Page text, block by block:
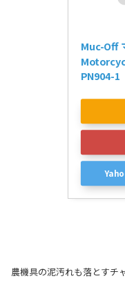
Muc-Off
PN904-1
農機具の泥汚れも落とすチ